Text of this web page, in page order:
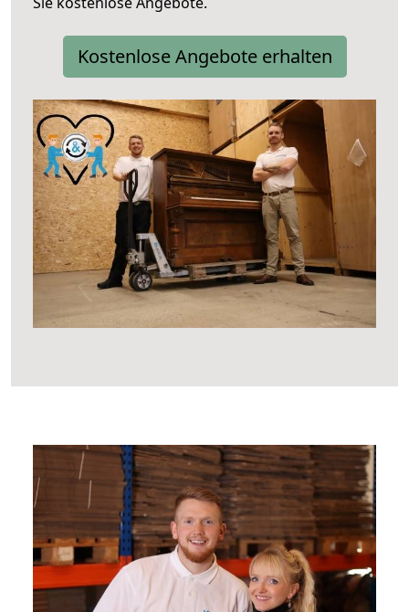
Kostenlose Angebote erhalten